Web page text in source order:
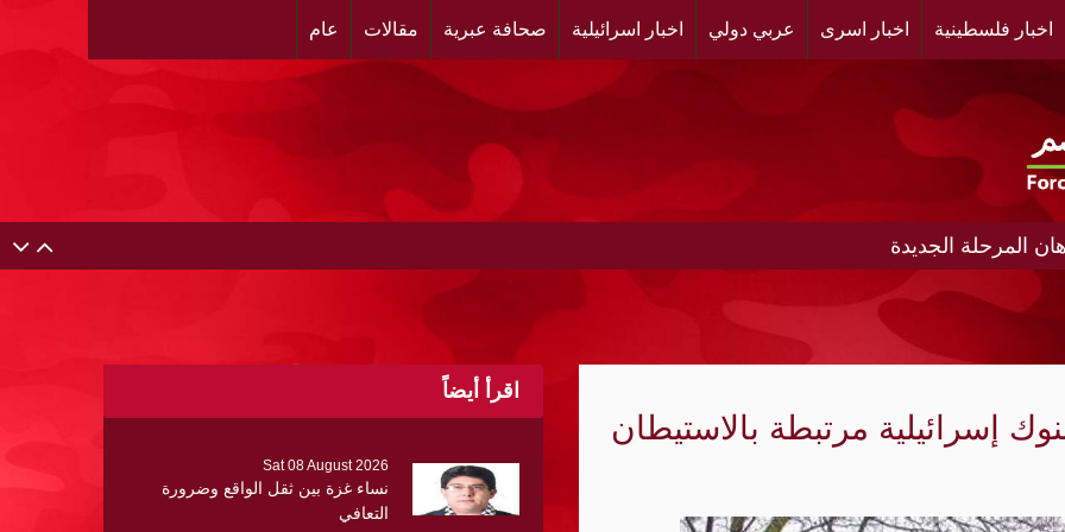
اخبار فلسطينية اخبار اسرى عربي دولي اخبار اسرائيلية صحافة عبرية مقالات عام
المرحلة الجديدة
إلى نظام أمني متعدد الأقطاب؟
إسرائيلية مرتبطة بالاستيطان
اقرأ أيضاً
Sat 08 August 2026
نساء غزة بين ثقل الواقع وضرورة
التعافي